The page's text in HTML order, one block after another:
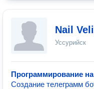
Nail
Уссурийск
Программирование
Создание телеграмм